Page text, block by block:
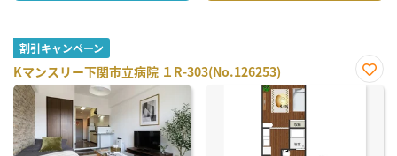
割引キャンペーン
Kマンスリー下関市立病院 １R-303(No.126253)
お気